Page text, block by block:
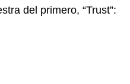
del primero, “Trust”: